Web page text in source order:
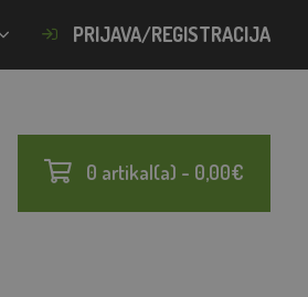
PRIJAVA/REGISTRACIJA
0 artikal(a) - 0,00€